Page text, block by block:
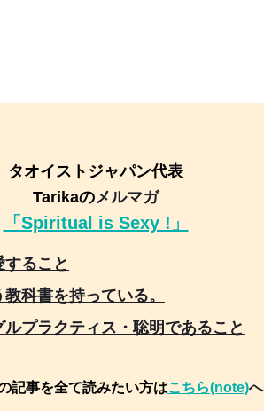
タオイストジャパン代表
Tarikaのメルマガ
「Spiritual is Sexy !」
ること
科書を持っている。
ルプラクティス・聡明であること
記事を全て読みたい方はこちら(note)へ